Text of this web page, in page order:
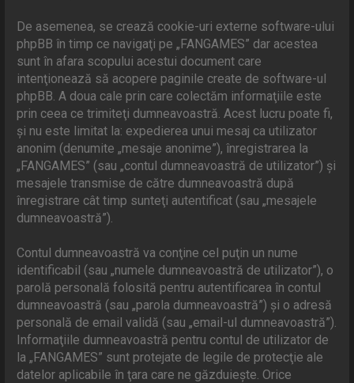
De asemenea, se crează cookie-uri externe software-ului
phpBB în timp ce navigaţi pe „FANGAMES” dar acestea
sunt în afara scopului acestui document care
intenţionează să acopere paginile create de software-ul
phpBB. A doua cale prin care colectăm informaţiile este
prin ceea ce trimiteţi dumneavoastră. Acest lucru poate fi,
şi nu este limitat la: expedierea unui mesaj ca utilizator
anonim (denumite „mesaje anonime”), înregistrarea la
„FANGAMES” (sau „contul dumneavoastră de utilizator”) şi
mesajele transmise de către dumneavoastră după
înregistrare cât timp sunteţi autentificat (sau „mesajele
dumneavoastră”).
Contul dumneavoastră va conţine cel puţin un nume
identificabil (sau „numele dumneavoastră de utilizator”), o
parolă personală folosită pentru autentificarea în contul
dumneavoastră (sau „parola dumneavoastră”) şi o adresă
personală de email validă (sau „email-ul dumneavoastră”).
Informaţiile dumneavoastră pentru contul de utilizator de
la „FANGAMES” sunt protejate de legile de protecţie ale
datelor aplicabile în ţara care ne găzduieşte. Orice